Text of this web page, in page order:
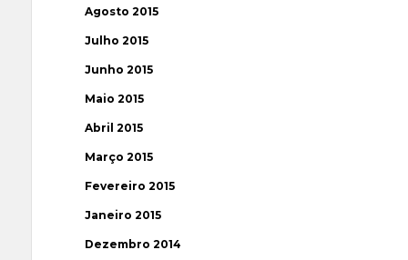
Agosto 2015
Julho 2015
Junho 2015
Maio 2015
Abril 2015
Março 2015
Fevereiro 2015
Janeiro 2015
Dezembro 2014